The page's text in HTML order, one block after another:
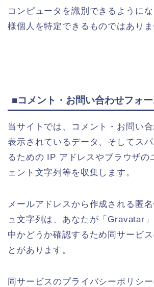
コンピュータを識別できるように
様個人を特定できるものではありま
■コメント・お問い合わせフォ
当サイトでは、コメント・お問い
表示されているデータ、そしてス
るための IP アドレスやブラウザの
ェント文字列等を収集します。
メールアドレスから作成される匿
ュ文字列は、あなたが「Gravatar
中かどうか確認するため同サービ
とがあります。
同サービスのプライバシーポリシー